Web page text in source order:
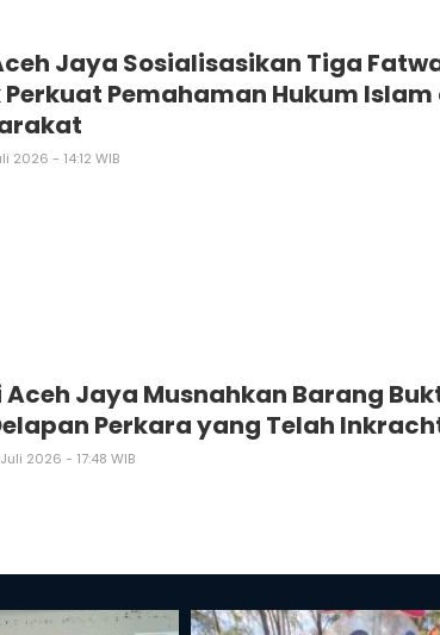
Jaya Sosialisasikan Tiga
Pemahaman Hukum Islam
2026 - 14:12 WIB
Aceh Jaya Musnahkan Barang
Perkara yang Telah
2026 - 17:48 WIB